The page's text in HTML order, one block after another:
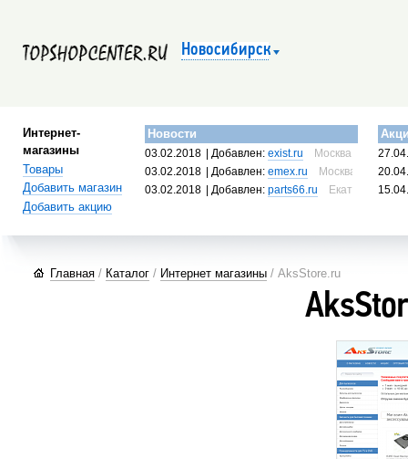
Новосибирск
Интернет-
магазины
Товары
Добавить магазин
Добавить акцию
Новости
03.02.2018 | Добавлен:exist.ru
Москва, Россия
03.02.2018
| Добавлен:emex.ru
Москва, Россия
03.02.2018
| Добавлен:parts66.ru Екатеринбург,
Главная / Каталог / Интернет магазины / AksStore.ru